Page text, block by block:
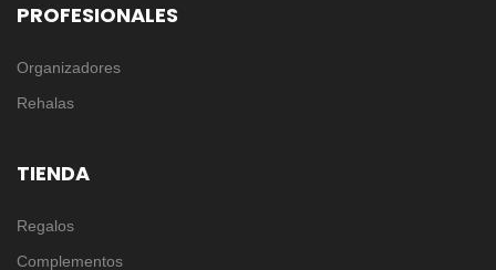
PROFESIONALES
Organizadores
Rehalas
TIENDA
Regalos
Complementos